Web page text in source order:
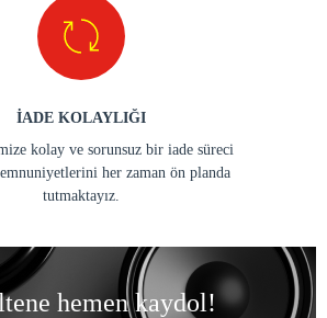
İADE KOLAYLIĞI
kolay ve sorunsuz bir iade süreci
her zaman ön planda
tutmaktayız.
hemen kaydol!